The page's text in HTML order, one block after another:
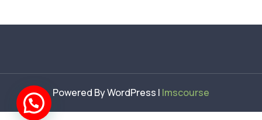
Powered By WordPress | lmscourse